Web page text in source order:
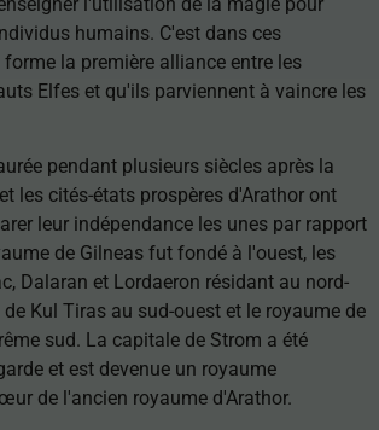
humains. C'est dans ces
la première alliance entre les
Elfes et qu'ils parviennent à vaincre les
pendant plusieurs siècles après la
les cités-états prospères d'Arathor ont
leur indépendance les unes par rapport
de Gilneas fut fondé à l'ouest, les
Dalaran et Lordaeron résidant au nord-
Kul Tiras au sud-ouest et le royaume de
sud. La capitale de Strom a été
et est devenue un royaume
de l'ancien royaume d'Arathor.